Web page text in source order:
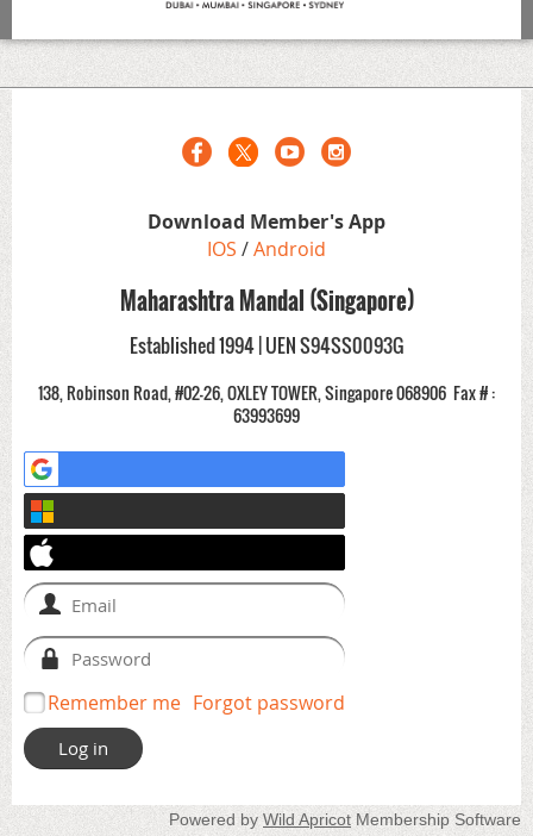
Download Member's App
IOS /Android
Maharashtra Mandal (Singapore)
Established 1994 | UEN S94SS0093G
138, Robinson Road, #02-26, OXLEY TOWER, Singapore 068906 Fax # :
63993699
Remember me Forgot password
Powered by Wild Apricot Membership Software